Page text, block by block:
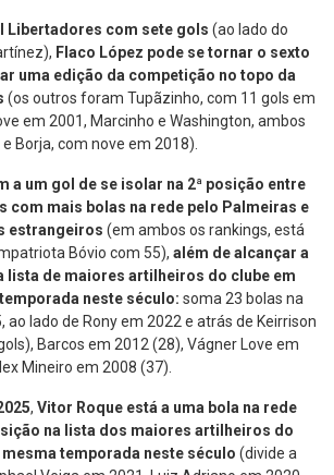
Libertadores com sete gols (ao lado do
Flaco López pode se tornar o sexto
uma edição da competição no topo da
(os outros foram Tupãzinho, com 11 gols em
em 2001, Marcinho e Washington, ambos
Borja, com nove em 2018).
a um gol de se isolar na 2ª posição entre
com mais bolas na rede pelo Palmeiras e
estrangeiros (em ambos os rankings, está
Bóvio com 55), além de alcançar a
lista de maiores artilheiros do clube em
neste século: soma 23 bolas na
ao lado de Rony em 2022 e atrás de Keirrison
Barcos em 2012 (28), Vágner Love em
Mineiro em 2008 (37).
, Vitor Roque está a uma bola na rede
na lista dos maiores artilheiros do
temporada neste século (divide a